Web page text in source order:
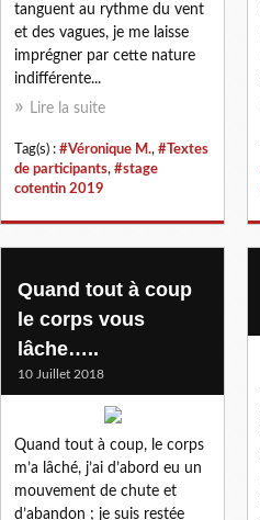
tanguent au rythme du vent
et des vagues, je me laisse
imprégner par cette nature
indifférente...
Lire la suite
Tag(s) : #Véronique M., #Textes
de participants, #stage
cotentin 2019
Quand tout à coup
le corps vous
lâche…..
10 Juillet 2018
Quand tout à coup, le corps
m’a lâché, j’ai d’abord eu un
mouvement de chute et
d’abandon ; je suis restée